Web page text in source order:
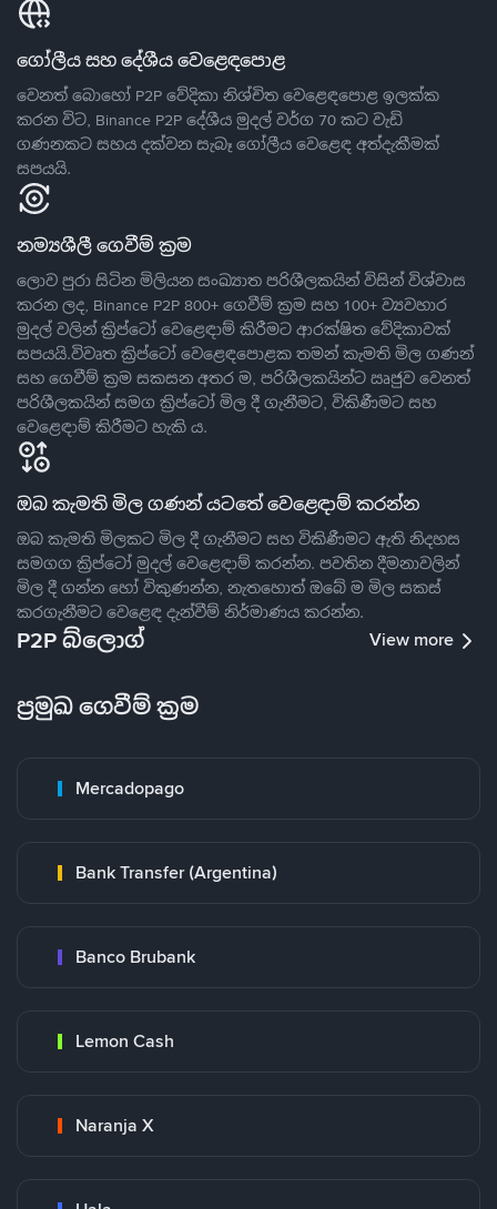
ගෝලීය සහ දේශීය වෙළෙඳපොළ
වෙනත් බොහෝ P2P වේදිකා නිශ්චිත වෙළෙඳපොළ ඉලක්ක
කරන විට, Binance P2P දේශීය මුදල් වර්ග 70 කට වැඩි
ගණනකට සහය දක්වන සැබෑ ගෝලීය වෙළෙඳ අත්දැකීමක්
සපයයි.
නම්‍යශීලී ගෙවීම් ක්‍රම
ලොව පුරා සිටින මිලියන සංඛ්‍යාත පරිශීලකයින් විසින් විශ්වාස
කරන ලද, Binance P2P 800+ ගෙවීම් ක්‍රම සහ 100+ ව්‍යවහාර
මුදල් වලින් ක්‍රිප්ටෝ වෙළෙඳාම් කිරීමට ආරක්ෂිත වේදිකාවක්
සපයයි.විවෘත ක්‍රිප්ටෝ වෙළෙඳපොළක තමන් කැමති මිල ගණන්
සහ ගෙවීම් ක්‍රම සකසන අතර ම, පරිශීලකයින්ට ඍජුව වෙනත්
පරිශීලකයින් සමග ක්‍රිප්ටෝ මිල දී ගැනීමට, විකිණීමට සහ
වෙළෙඳාම් කිරීමට හැකි ය.
ඔබ කැමති මිල ගණන් යටතේ වෙළෙඳාම් කරන්න
ඔබ කැමති මිලකට මිල දී ගැනීමට සහ විකිණීමට ඇති නිදහස
සමගග ක්‍රිප්ටෝ මුදල් වෙළෙඳාම් කරන්න. පවතින දීමනාවලින්
මිල දී ගන්න හෝ විකුණන්න, නැතහොත් ඔබේ ම මිල සකස්
කරගැනීමට වෙළෙඳ දැන්වීම් නිර්මාණය කරන්න.
P2P බ්ලොග් View more
ප්‍රමුඛ ගෙවීම් ක්‍රම
Mercadopago
Bank Transfer (Argentina)
Banco Brubank
Lemon Cash
Naranja X